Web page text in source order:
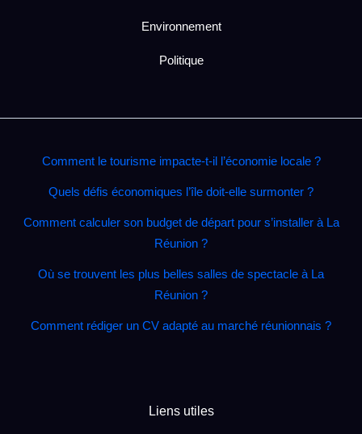
Environnement
Politique
Comment le tourisme impacte‑t‑il l’économie locale ?
Quels défis économiques l’île doit‑elle surmonter ?
Comment calculer son budget de départ pour s’installer à La
Réunion ?
Où se trouvent les plus belles salles de spectacle à La
Réunion ?
Comment rédiger un CV adapté au marché réunionnais ?
Liens utiles